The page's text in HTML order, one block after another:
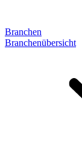
Branchen
Branchenübersicht